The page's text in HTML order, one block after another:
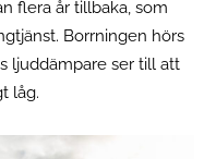
flera år tillbaka, som
Borrningen hörs
ljuddämpare ser till att
låg.